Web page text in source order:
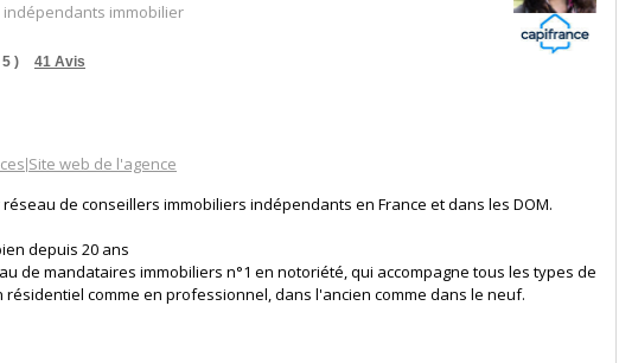
immobilier
5 ) 41 Avis
Site web de l'agence
réseau de conseillers immobiliers indépendants en France et dans les DOM.
depuis 20 ans
de mandataires immobiliers n°1 en notoriété, qui accompagne tous les types de
résidentiel comme en professionnel, dans l'ancien comme dans le neuf.